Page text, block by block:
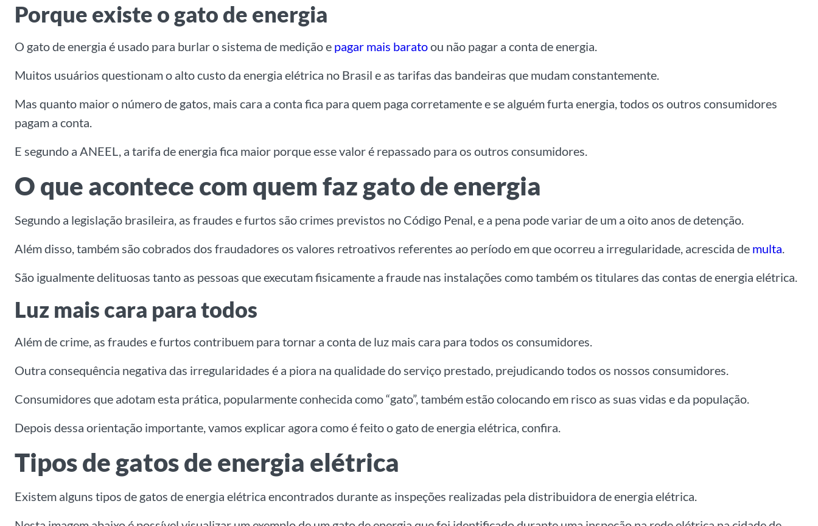
Porque existe o gato de energia
O gato de energia é usado para burlar o sistema de medição e pagar mais baratoou não pagar a conta de energia.
Muitos usuários questionam o alto custo da energia elétrica no Brasil e as tarifas das bandeiras que mudam constantemente.
Mas quanto maior o número de gatos, mais cara a conta fica para quem paga corretamente e se alguém furta energia, todos os outros consumidores
pagam a conta.
E segundo a ANEEL, a tarifa de energia fica maior porque esse valor é repassado para os outros consumidores.
O que acontece com quem faz gato de energia
Segundo a legislação brasileira, as fraudes e furtos são crimes previstos no Código Penal, e a pena pode variar de um a oito anos de detenção.
Além disso, também são cobrados dos fraudadores os valores retroativos referentes ao período em que ocorreu a irregularidade, acrescida de multa.
São igualmente delituosas tanto as pessoas que executam fisicamente a fraude nas instalações como também os titulares das contas de energia elétrica.
Luz mais cara para todos
Além de crime, as fraudes e furtos contribuem para tornar a conta de luz mais cara para todos os consumidores.
Outra consequência negativa das irregularidades é a piora na qualidade do serviço prestado, prejudicando todos os nossos consumidores.
Consumidores que adotam esta prática, popularmente conhecida como “gato”, também estão colocando em risco as suas vidas e da população.
Depois dessa orientação importante, vamos explicar agora como é feito o gato de energia elétrica, confira.
Tipos de gatos de energia elétrica
Existem alguns tipos de gatos de energia elétrica encontrados durante as inspeções realizadas pela distribuidora de energia elétrica.